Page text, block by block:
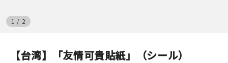
無地素材
1 / 2
【台湾】「友情可貴貼紙」（シール）